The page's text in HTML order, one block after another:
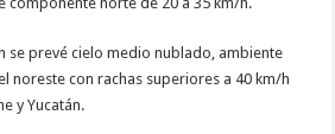
se prevé cielo medio nublado, ambiente
noreste con rachas superiores a 40 km/h
y Yucatán.